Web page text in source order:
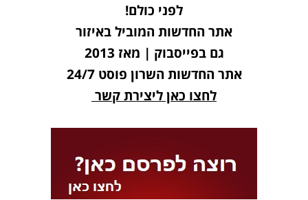
לפני כולם!
אתר החדשות המוביל באיזור
גם בפייסבוק | מאז 2013
אתר החדשות השרון פוסט 24/7
לחצו כאן ליצירת קשר